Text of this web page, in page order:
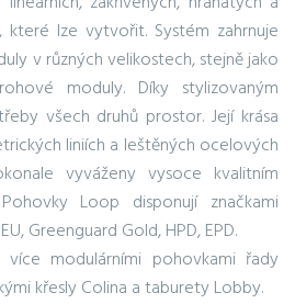
které lze vytvořit. Systém zahrnuje
v různých velikostech, stejně jako
moduly. Díky stylizovaným
všech druhů prostor. Její krása
liniích a leštěných ocelových
vyváženy vysoce kvalitním
Loop disponují značkami
Greenguard Gold, HPD, EPD.
modulárními pohovkami řady
křesly Colina a taburety Lobby.